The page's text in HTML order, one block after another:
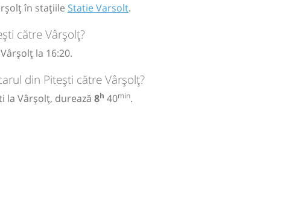
în stațiile Statie Varsolt.
către Vârșolț?
la 16:20.
din Pitești către Vârșolț?
la Vârșolț, durează 8h 40min.